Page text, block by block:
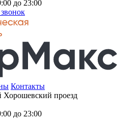
до 23:00
звонок
Контакты
Хорошевский проезд
до 23:00